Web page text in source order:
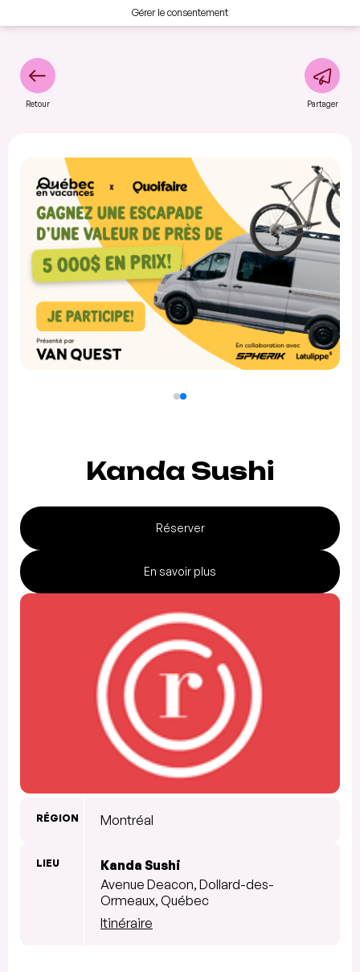
Gérer le consentement
Retour Partager
Kanda Sushi
Réserver
En savoir plus
RÉGION Montréal
LIEU
Kanda Sushi
Avenue Deacon, Dollard-des-
Ormeaux, Québec
Itinéraire